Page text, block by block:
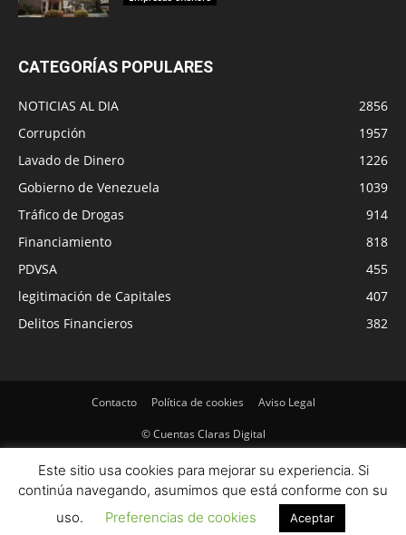
CATEGORÍAS POPULARES
NOTICIAS AL DIA
2856
Corrupción
1957
Lavado de Dinero
1226
Gobierno de Venezuela
1039
Tráfico de Drogas
914
Financiamiento
818
PDVSA
455
legitimación de Capitales
407
Delitos Financieros
382
Contacto Política de cookies Aviso Legal
© Cuentas Claras Digital
Este sitio usa cookies para mejorar su experiencia. Si
continúa navegando, asumimos que está conforme con su
uso.
Preferencias de cookies Aceptar